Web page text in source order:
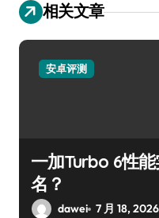
相关文章
安卓评测
一加Turbo 6性
名？
dawei 7 月 18, 2026